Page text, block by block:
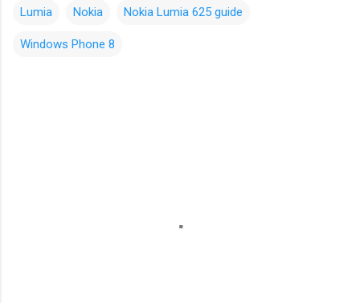
Lumia Nokia Nokia Lumia 625 guide
Windows Phone 8